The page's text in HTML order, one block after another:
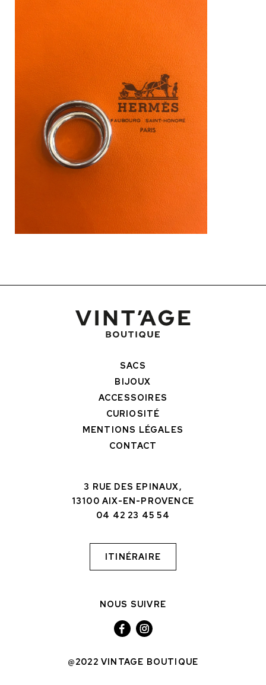
SACS
BIJOUX
ACCESSOIRES
CURIOSITÉ
MENTIONS LÉGALES
CONTACT
3 RUE DES EPINAUX,
13100 AIX-EN-PROVENCE
04 42 23 45 54
ITINÉRAIRE
NOUS SUIVRE
@2022 VINTAGE BOUTIQUE